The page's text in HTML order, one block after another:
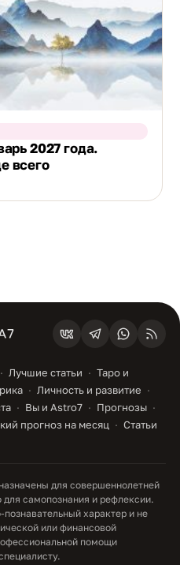
2027 года.
всего
Лучшие статьи
Таро и
Личность и развитие
Вы и Astro7
Прогнозы
прогноз на месяц
Статьи
для совершеннолетней
самопознания и рефлексии.
характер и не
или финансовой
помощи